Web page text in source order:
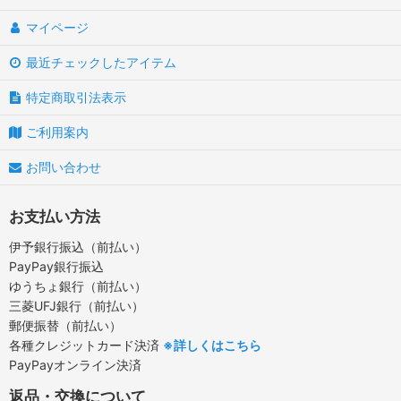
マイページ
最近チェックしたアイテム
特定商取引法表示
ご利用案内
お問い合わせ
お支払い方法
伊予銀行振込（前払い）
PayPay銀行振込
ゆうちょ銀行（前払い）
三菱UFJ銀行（前払い）
郵便振替（前払い）
各種クレジットカード決済 ※詳しくはこちら
PayPayオンライン決済
返品・交換について